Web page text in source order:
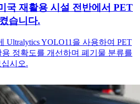
국 재활용 시설 전반에서 PET
습니다.
Ultralytics YOLO11을 사용하여 PET
정확도를 개선하며 폐기물 분류를
시오.